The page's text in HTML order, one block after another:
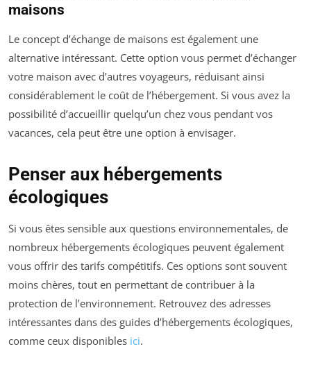
maisons
Le concept d’échange de maisons est également une
alternative intéressant. Cette option vous permet d’échanger
votre maison avec d’autres voyageurs, réduisant ainsi
considérablement le coût de l’hébergement. Si vous avez la
possibilité d’accueillir quelqu’un chez vous pendant vos
vacances, cela peut être une option à envisager.
Penser aux hébergements
écologiques
Si vous êtes sensible aux questions environnementales, de
nombreux hébergements écologiques peuvent également
vous offrir des tarifs compétitifs. Ces options sont souvent
moins chères, tout en permettant de contribuer à la
protection de l’environnement. Retrouvez des adresses
intéressantes dans des guides d’hébergements écologiques,
comme ceux disponibles ici.